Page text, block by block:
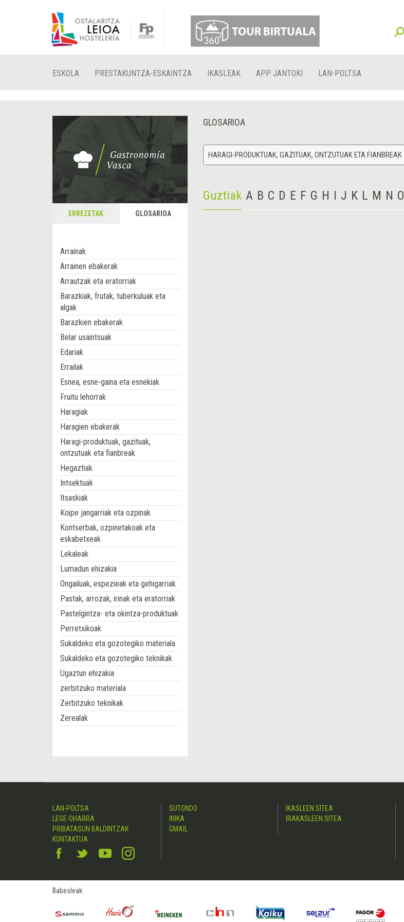
ESKOLA PRESTAKUNTZA-ESKAINTZA IKASLEAK APP JANTOKI LAN-POLTSA
ERREZETAK GLOSARIOA
Arrainak
Arrainen ebakerak
Arrautzak eta eratorriak
Barazkiak, frutak, tuberkuluak eta
algak
Barazkien ebakerak
Belar usaintsuak
Edariak
Errailak
Esnea, esne-gaina eta esnekiak
Fruitu lehorrak
Haragiak
Haragien ebakerak
Haragi-produktuak, gazituak,
ontzutuak eta fianbreak
Hegaztiak
Intsektuak
Itsaskiak
Koipe jangarriak eta ozpinak
Kontserbak, ozpinetakoak eta
eskabetxeak
Lekaleak
Lumadun ehizakia
Ongailuak, espezieak eta gehigarriak
Pastak, arrozak, irinak eta eratorriak
Pastelgintza- eta okintza-produktuak
Perretxikoak
Sukaldeko eta gozotegiko materiala
Sukaldeko eta gozotegiko teknikak
Ugaztun ehizakia
zerbitzuko materiala
Zerbitzuko teknikak
Zerealak
GLOSARIOA
HARAGI-PRODUKTUAK, GAZITUAK, ONTZUTUAK ETA FIANBREAK
Guztiak A B C D E F G H I J K L M N O
LAN-POLTSA
LEGE-OHARRA
PRIBATASUN BALDINTZAK
KONTAKTUA
SUTONDO
INIKA
GMAIL
IKASLEEN SITEA
IRAKASLEEN SITEA
Babesleak